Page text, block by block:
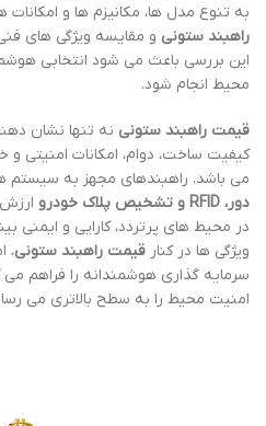
به تنوع مدل ها، مکانیزم ها و
راهبند ستونی و مقایسه ویژگی های
این بررسی باعث می شود انتخابی
محیط انجام شود.
قیمت راهبند ستونی نه تنها نشان
کیفیت ساخت، دوام، امکانات امنیتی
می باشد. راهبندهای مجهز به سیستم
دور، RFID و تشخیص پلاک خودرو
ارزش
در محیط های پرتردد، کارایی و ایمنی
ویژگی ها در کنار قیمت راهبند ستونی،
سرمایه گذاری هوشمندانه را فراهم
امنیت محیط را به سطح بالاتری می